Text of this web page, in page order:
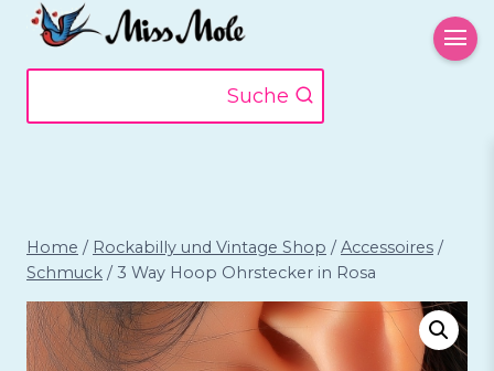
Zum
Inhalt
springen
Suche
Home / Rockabilly und Vintage Shop / Accessoires /
Schmuck / 3 Way Hoop Ohrstecker in Rosa